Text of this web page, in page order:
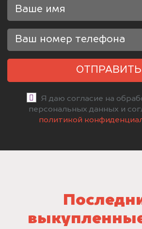
ОТПРАВИТЬ
Я даю согласие на
персональных данных и
политикой